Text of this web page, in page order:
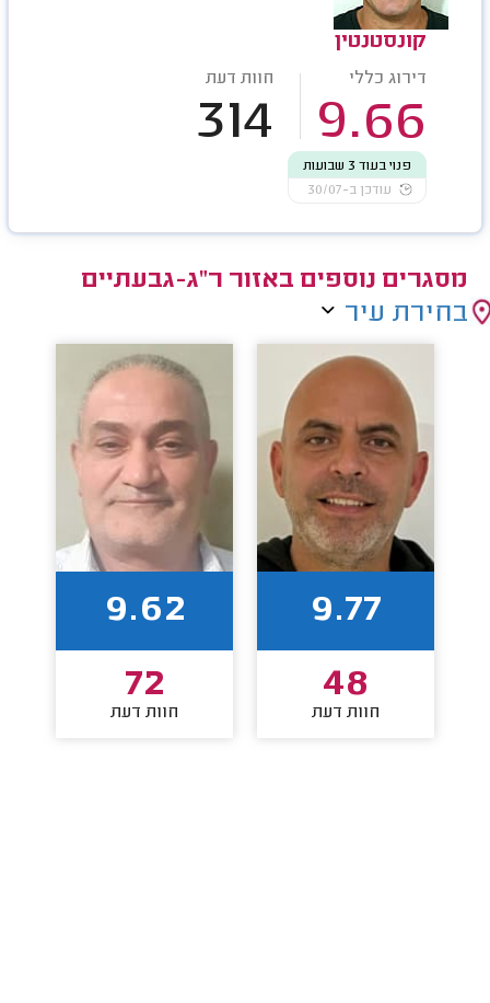
קונסטנטין
דירוג כללי
9.66
חוות דעת
314
פנוי בעוד 3 שבועות
עודכן ב-30/07
מסגרים נוספים באזור ר"ג-גבעתיים
בחירת עיר
9.77
48
חוות דעת
9.62
72
חוות דעת